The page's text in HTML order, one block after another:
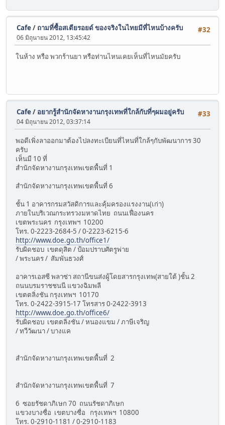
#32
Cafe/ ถามที่ซื้อสเตียรอยด์ ของจริงในไทยมีที่ไหนบ้างครับ
06 มิถุนายน 2012, 13:45:42
ในห้าง หรือ พวกร้านยา หรือท่านไหนเคยเห็นที่ไหนมัยครับ
#33
Cafe/ อยากรู้สำนักจัดหางานกรุงเทพที่ใกล้กับที่ๆผมอยู่ครับ
04 มิถุนายน 2012, 03:37:14
พอดีเพิ่งลาออกมาต้องไปลงทะเบียนที่ไหนที่ใกล้ๆกับพัฒนาการ 30
ครับ
เห็นมี 10 ที่
สำนักจัดหางานกรุงเทพเขตพื้นที่ 1
สำนักจัดหางานกรุงเทพเขตพื้นที่ 6
ชั้น 1 อาคารกรมสวัสดิการและคุ้มครองแรงงาน(เก่า)
ภายในบริเวณกระทรวงมหาดไทย ถนนเฟื่องนคร
เขตพระนคร กรุงเทพฯ 10200
โทร. 0-2223-2684-5 / 0-2223-6215-6
http://www.doe.go.th/office1/
รับผิดชอบ เขตดุสิต / ป้อมปราบศัตรูพ่าย
/ พระนคร / สัมพันธวงศ์
อาคารเอสซี พลาซ่า สถานีขนส่งผู้โดยสารกรุงเทพ(สายใต้ )ชั้น 2
ถนนบรมราชชนนี แขวงฉิมพลี
เขตตลิ่งชัน กรุงเทพฯ 10170
โทร. 0-2422-3915-17 โทรสาร 0-2422-3913
http://www.doe.go.th/office6/
รับผิดชอบ เขตตลิ่งชัน / หนองแขม / ภาษีเจริญ
/ ทวีวัฒนา / บางแค
สำนักจัดหางานกรุงเทพเขตพื้นที่ 2
สำนักจัดหางานกรุงเทพเขตพื้นที่ 7
6 ซอยรัชดาภิเษก 70 ถนนรัชดาภิเษก
แขวงบางซื่อ เขตบางซื่อ กรุงเทพฯ 10800
โทร. 0-2910-1181 / 0-2910-1183